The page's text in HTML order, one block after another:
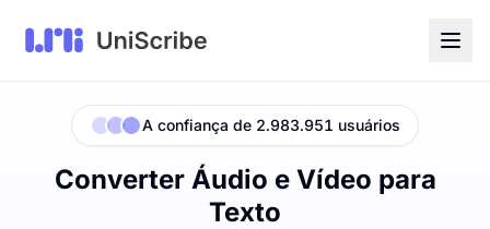
A confiança de 2.983.951 usuários
Converter Áudio e Vídeo para
Texto